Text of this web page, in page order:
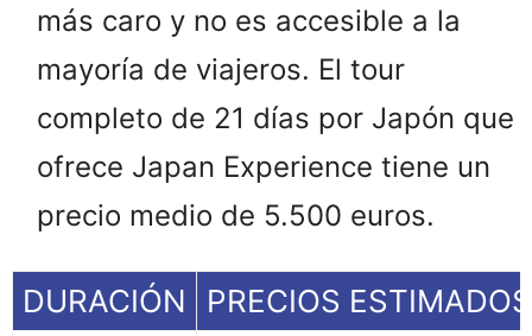
más caro y no es accesible a la
mayoría de viajeros. El tour
completo de 21 días por Japón que
ofrece Japan Experience tiene un
precio medio de 5.500 euros.
DURACIÓN
PRECIOS ESTIMADOS